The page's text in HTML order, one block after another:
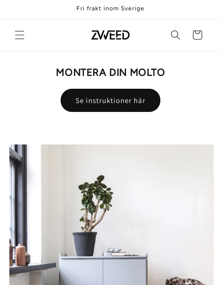
Fri frakt inom Sverige
Varukorg
MONTERA DIN MOLTO
Se instruktioner här